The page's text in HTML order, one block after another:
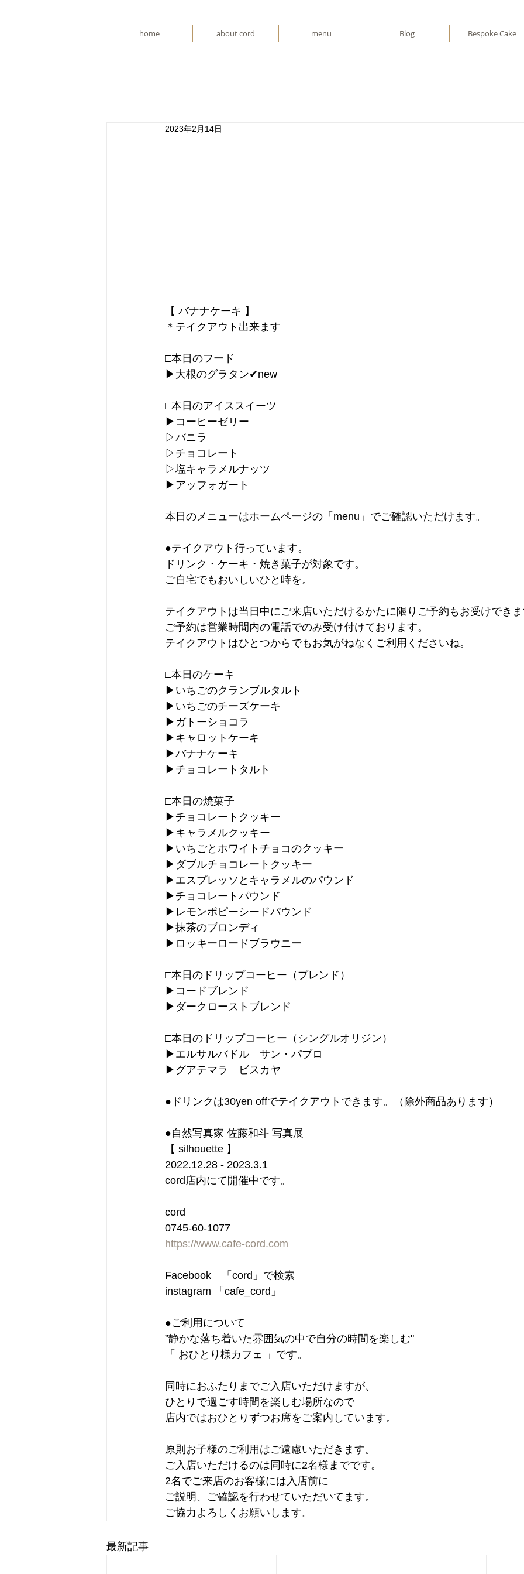
home about cord menu Blog Bespoke Cake
2023年2月14日
【 バナナケーキ 】
＊テイクアウト出来ます
□本日のフード
▶︎大根のグラタン✔︎new
□本日のアイススイーツ
▶︎コーヒーゼリー
▷バニラ
▷チョコレート
▷塩キャラメルナッツ
▶︎アッフォガート
本日のメニューはホームページの「menu」でご確認いただけます。
●テイクアウト行っています。
ドリンク・ケーキ・焼き菓子が対象です。
ご自宅でもおいしいひと時を。
テイクアウトは当日中にご来店いただけるかたに限りご予約もお受けでき
ご予約は営業時間内の電話でのみ受け付けております。
テイクアウトはひとつからでもお気がねなくご利用くださいね。
□本日のケーキ
▶︎いちごのクランブルタルト
▶︎いちごのチーズケーキ
▶︎ガトーショコラ
▶︎キャロットケーキ
▶︎バナナケーキ
▶︎チョコレートタルト
□本日の焼菓子
▶︎チョコレートクッキー
▶︎キャラメルクッキー
▶︎いちごとホワイトチョコのクッキー
▶︎ダブルチョコレートクッキー
▶︎エスプレッソとキャラメルのパウンド
▶︎チョコレートパウンド
▶︎レモンポピーシードパウンド
▶︎抹茶のブロンディ
▶︎ロッキーロードブラウニー
□本日のドリップコーヒー（ブレンド）
▶︎コードブレンド
▶︎ダークローストブレンド
□本日のドリップコーヒー（シングルオリジン）
▶︎エルサルバドル　サン・パブロ
▶︎グアテマラ　ビスカヤ
●ドリンクは30yen offでテイクアウトできます。（除外商品あります）
●自然写真家 佐藤和斗 写真展
【 silhouette 】
2022.12.28 - 2023.3.1
cord店内にて開催中です。
cord
0745-60-1077
https://www.cafe-cord.com
Facebook　「cord」で検索
instagram 「cafe_cord」
●ご利用について
”静かな落ち着いた雰囲気の中で自分の時間を楽しむ"
「 おひとり様カフェ 」です。
同時におふたりまでご入店いただけますが、
ひとりで過ごす時間を楽しむ場所なので
店内ではおひとりずつお席をご案内しています。
原則お子様のご利用はご遠慮いただきます。
ご入店いただけるのは同時に2名様までです。
2名でご来店のお客様には入店前に
ご説明、ご確認を行わせていただいてます。
ご協力よろしくお願いします。
最新記事